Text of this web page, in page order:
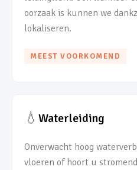
oorzaak is kunnen we
lokaliseren.
MEEST VOORKOMEND
💧 Waterleiding
Onverwacht hoog
vloeren of hoort u